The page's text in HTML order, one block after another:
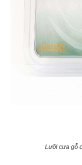
Lưỡi cưa gỗ